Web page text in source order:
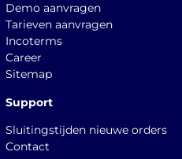
Demo aanvragen
Tarieven aanvragen
Incoterms
Career
Sitemap
Support
Sluitingstijden nieuwe orders
Contact